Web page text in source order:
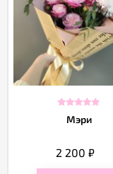
Мэри
2 200 ₽